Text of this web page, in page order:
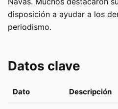
disposición a ayudar a los
periodismo.
Datos clave
Dato Descripción